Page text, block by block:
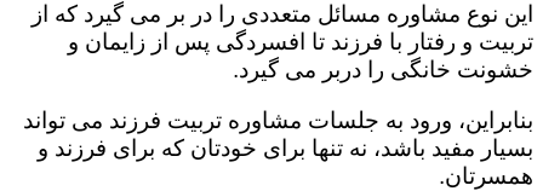
این نوع مشاوره مسائل متعددی را در بر می گیرد که از
تربیت و رفتار با فرزند تا افسردگی پس از زایمان و
خشونت خانگی را دربر می گیرد.
بنابراین، ورود به جلسات مشاوره تربیت فرزند می تواند
بسیار مفید باشد، نه تنها برای خودتان که برای فرزند و
همسرتان.